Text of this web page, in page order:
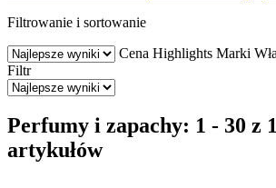
Filtrowanie i sortowanie
Cena Highlights Marki
Filtr
Perfumy i zapachy: 1 - 30 z
artykułów